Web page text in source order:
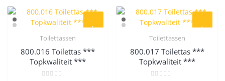
Toilettassen
800.016 Toilettas ***
Topkwaliteit ***
Toilettassen
800.017 Toilettas ***
Topkwaliteit ***